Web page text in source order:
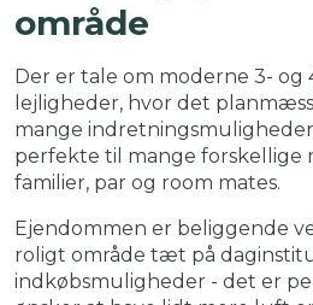
område
Der er tale om moderne 3- og
lejligheder, hvor det
mange
perfekte til mange forskellige
familier, par og room mates.
Ejendommen er beliggende
roligt område tæt på
indkøbsmuligheder - det er